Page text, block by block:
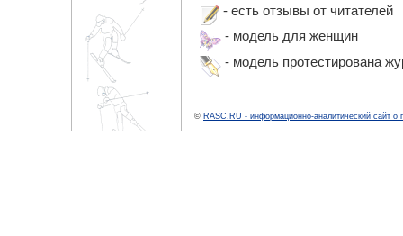
- есть отзывы от читателей
- модель для женщин
- модель протестирована
© RASC.RU - информационно-аналитический сайт о